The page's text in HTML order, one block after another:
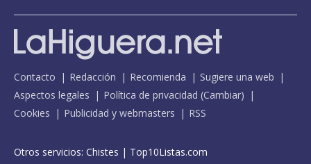
Contacto Redacción Recomienda
Sugiere una web
Aspectos legales
Política de privacidad (Cambiar)
Cookies
Publicidad y webmasters RSS
Otros servicios: Chistes | Top10Listas.com